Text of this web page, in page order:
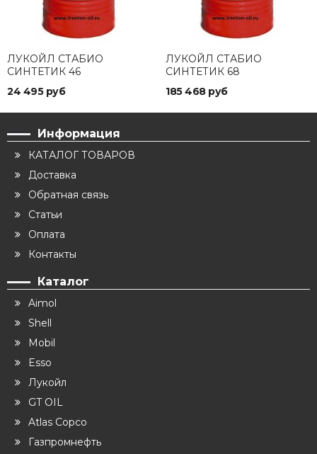
ЛУКОЙЛ СТАБИО
СИНТЕТИК 46
24 495 руб
ЛУКОЙЛ СТАБИО
СИНТЕТИК 68
185 468 руб
Информация
КАТАЛОГ ТОВАРОВ
Доставка
Обратная связь
Статьи
Оплата
Контакты
Каталог
Aimol
Shell
Mobil
Esso
Лукойл
GT OIL
Atlas Copco
Газпромнефть